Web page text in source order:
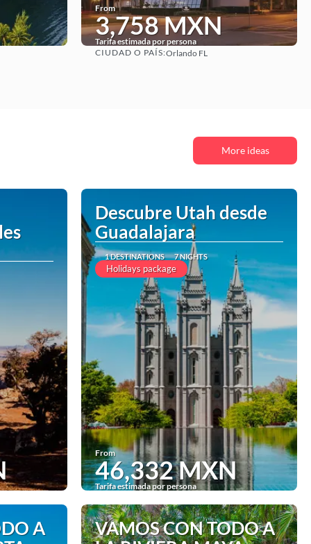
From
3,758 MXN
Tarifa estimada por persona
See
CIUDAD O PAÍS:Orlando FL
More ideas
Descubre Utah desde
Guadalajara
1 DESTINATIONS 7 NIGHTS
Holidays package
From
46,332 MXN
Tarifa estimada por persona
See
A
VAMOS CON TODO A